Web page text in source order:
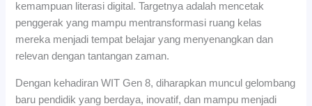
kemampuan literasi digital. Targetnya adalah mencetak
penggerak yang mampu mentransformasi ruang kelas
mereka menjadi tempat belajar yang menyenangkan dan
relevan dengan tantangan zaman.
Dengan kehadiran WIT Gen 8, diharapkan muncul gelombang
baru pendidik yang berdaya, inovatif, dan mampu menjadi